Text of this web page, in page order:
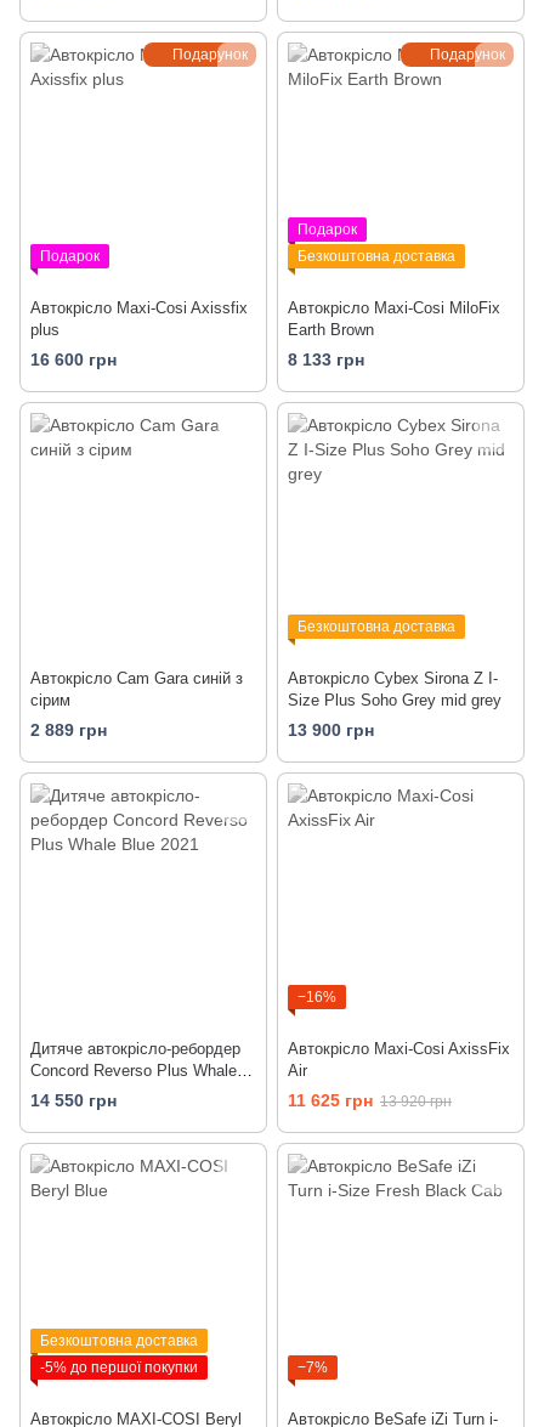
Подарунок
Подарок
Автокрісло Maxi-Cosi Axissfix
plus
16 600 грн
Подарунок
Подарок
Безкоштовна доставка
Автокрісло Maxi-Cosi MiloFix
Earth Brown
8 133 грн
Автокрісло Cam Gara синій з
сірим
2 889 грн
Безкоштовна доставка
Автокрісло Cybex Sirona Z I-
Size Plus Soho Grey mid grey
13 900 грн
Дитяче автокрісло-ребордер
Concord Reverso Plus Whale
Blue 2021
14 550 грн
−16%
Автокрісло Maxi-Cosi AxissFix
Air
11 625 грн 13 920 грн
Безкоштовна доставка
-5% до першої покупки
Автокрісло MAXI-COSI Beryl
−7%
Автокрісло BeSafe iZi Turn i-